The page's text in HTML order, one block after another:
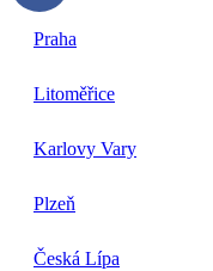
Praha
Litoměřice
Karlovy Vary
Plzeň
Česká Lípa